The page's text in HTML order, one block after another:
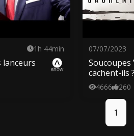
1h 44min
lanceurs
07/07/2023
Soucoupes
cachent-ils ?
4666 260
1